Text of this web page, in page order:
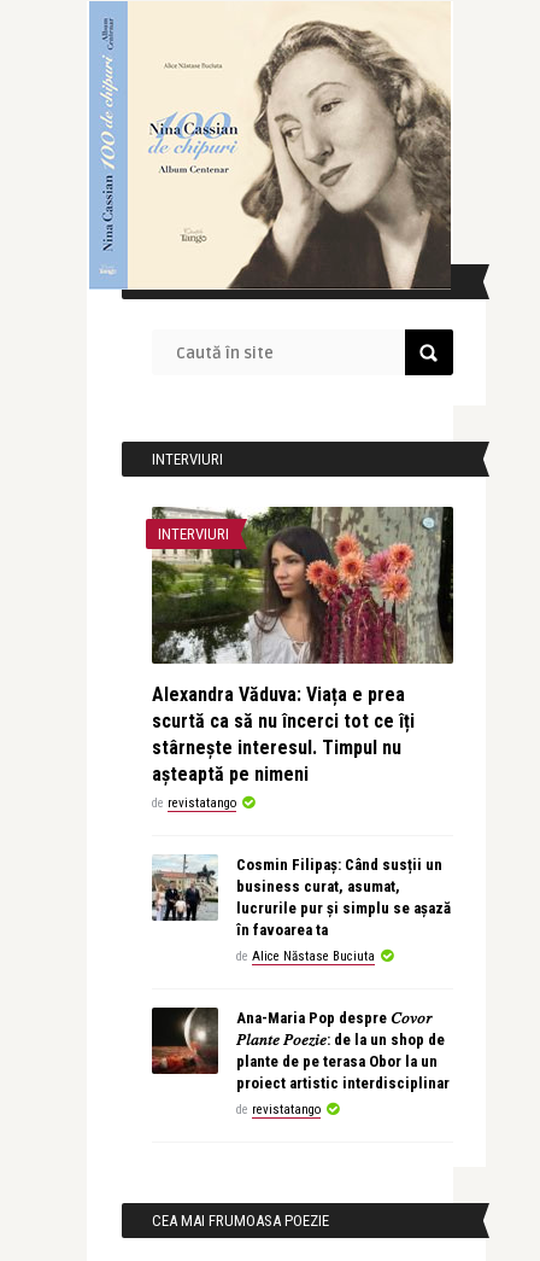
CAUTĂ ÎN SITE
INTERVIURI
INTERVIURI
Alexandra Văduva: Viața e prea
scurtă ca să nu încerci tot ce îți
stârnește interesul. Timpul nu
așteaptă pe nimeni
de revistatango
Cosmin Filipaș: Când susții un
business curat, asumat,
lucrurile pur și simplu se așază
în favoarea ta
de Alice Năstase Buciuta
Ana-Maria Pop despre 𝐶𝑜𝑣𝑜𝑟
𝑃𝑙𝑎𝑛𝑡𝑒 𝑃𝑜𝑒𝑧𝑖𝑒: de la un shop de
plante de pe terasa Obor la un
proiect artistic interdisciplinar
de revistatango
CEA MAI FRUMOASA POEZIE